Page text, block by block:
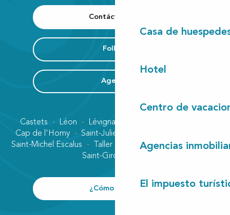
Casa de
Hotel
Centro de
Agencias
El impuesto
Contáctenos
Folleto
Agenda
Castets Léon Lévignacq
Cap de l'Homy
Saint-Julien-en-Born
Saint-Michel Escalus
Taller
Vielle-Saint-Girons
Saint-Girons plage
¿Cómo llegar?